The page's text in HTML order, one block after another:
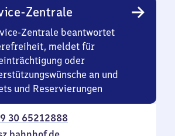
Zentrale
Zentrale beantwortet
meldet für
oder
an und
und Reservierungen
30 65212888